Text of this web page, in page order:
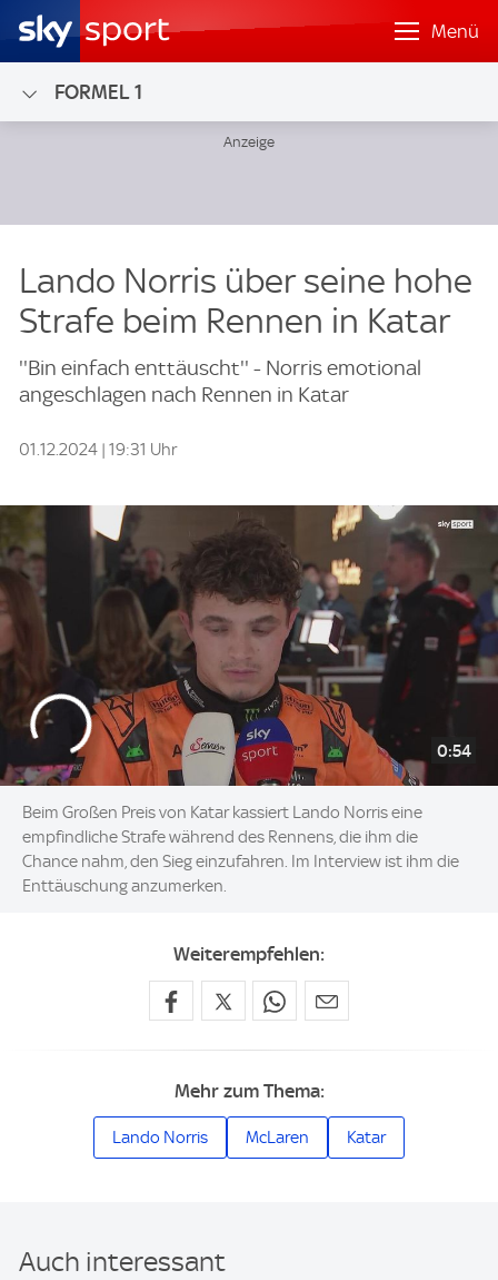
Menü
FORMEL 1
Lando Norris über seine hohe
Strafe beim Rennen in Katar
''Bin einfach enttäuscht'' - Norris emotional
angeschlagen nach Rennen in Katar
01.12.2024 | 19:31 Uhr
0:54
Beim Großen Preis von Katar kassiert Lando Norris eine
empfindliche Strafe während des Rennens, die ihm die
Chance nahm, den Sieg einzufahren. Im Interview ist ihm die
Enttäuschung anzumerken.
Weiterempfehlen:
Mehr zum Thema:
Lando Norris McLaren Katar
Auch interessant